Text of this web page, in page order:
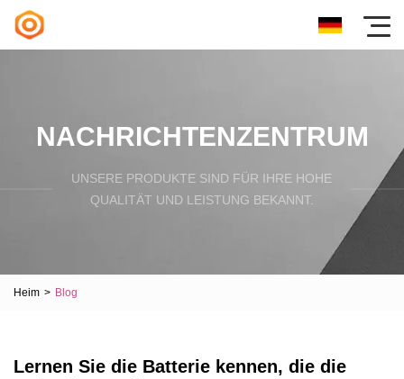
NACHRICHTENZENTRUM
UNSERE PRODUKTE SIND FÜR IHRE HOHE
QUALITÄT UND LEISTUNG BEKANNT.
Heim > Blog
Lernen Sie die Batterie kennen, die die